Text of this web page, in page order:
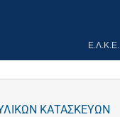
Ε.Λ.Κ.Ε.
ΚΑΤΑΣΚΕΥΩΝ